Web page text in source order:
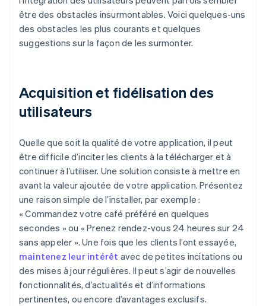
être des obstacles insurmontables. Voici quelques-uns
des obstacles les plus courants et quelques
suggestions sur la façon de les surmonter.
Acquisition et fidélisation des
utilisateurs
Quelle que soit la qualité de votre application, il peut
être difficile d’inciter les clients à la télécharger et à
continuer à l’utiliser. Une solution consiste à mettre en
avant la valeur ajoutée de votre application. Présentez
une raison simple de l’installer, par exemple :
« Commandez votre café préféré en quelques
secondes » ou « Prenez rendez-vous 24 heures sur 24
sans appeler ». Une fois que les clients l’ont essayée,
maintenez leur intérêt avec de petites incitations ou
des mises à jour régulières. Il peut s’agir de nouvelles
fonctionnalités, d’actualités et d’informations
pertinentes, ou encore d’avantages exclusifs.